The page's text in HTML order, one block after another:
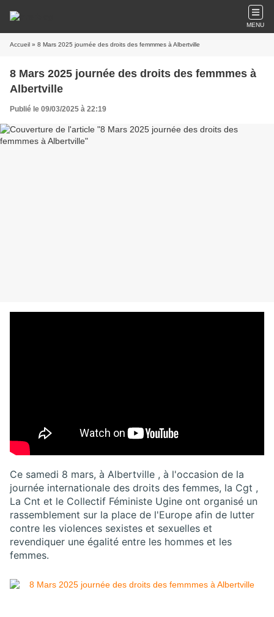
MENU
Accueil » 8 Mars 2025 journée des droits des femmmes à Albertville
8 Mars 2025 journée des droits des femmmes à
Albertville
Publié le 09/03/2025 à 22:19
Ce samedi 8 mars, à Albertville , à l'occasion de la
journée internationale des droits des femmes, la Cgt ,
La Cnt et le Collectif Féministe Ugine ont organisé un
rassemblement sur la place de l'Europe afin de lutter
contre les violences sexistes et sexuelles et
revendiquer une égalité entre les hommes et les
femmes.